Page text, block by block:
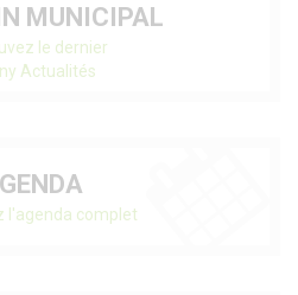
MUNICIPAL
le dernier
Actualités
l'agenda complet